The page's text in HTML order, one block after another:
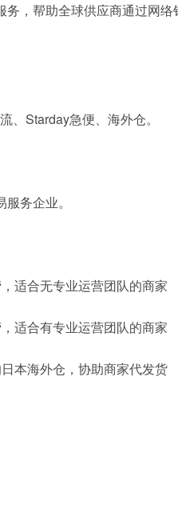
，帮助全球供应商通过网
、Starday急便、海外仓。
务企业。
适合无专业运营团队的商家
适合有专业运营团队的商家
本海外仓，协助商家代发货